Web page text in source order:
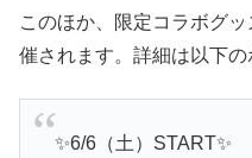
このほか、限定コラボグ
催されます。詳細は以下の
✨6/6（土）START✨